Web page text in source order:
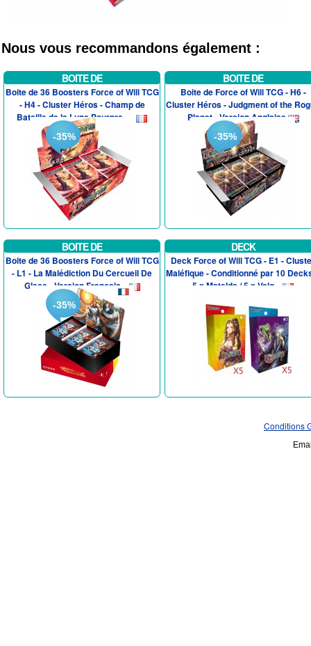
Nous vous recommandons également :
BOITE DE
Boite de 36 Boosters Force of Will TCG
- H4 - Cluster Héros - Champ de
Bataille de la Lune Pourpre -...
-35%
BOITE DE
Boite de Force of Will TCG - H6 -
Cluster Héros - Judgment of the
Planet - Version Anglaise
-35%
BOITE DE
Boite de 36 Boosters Force of Will TCG
- L1 - La Malédiction Du Cercueil De
Glace - Version Francais...
-35%
DECK
Deck Force of Will TCG - E1 -
Maléfique - Conditionné par 10
5 x Matelda / 5 x Valg...
Conditions